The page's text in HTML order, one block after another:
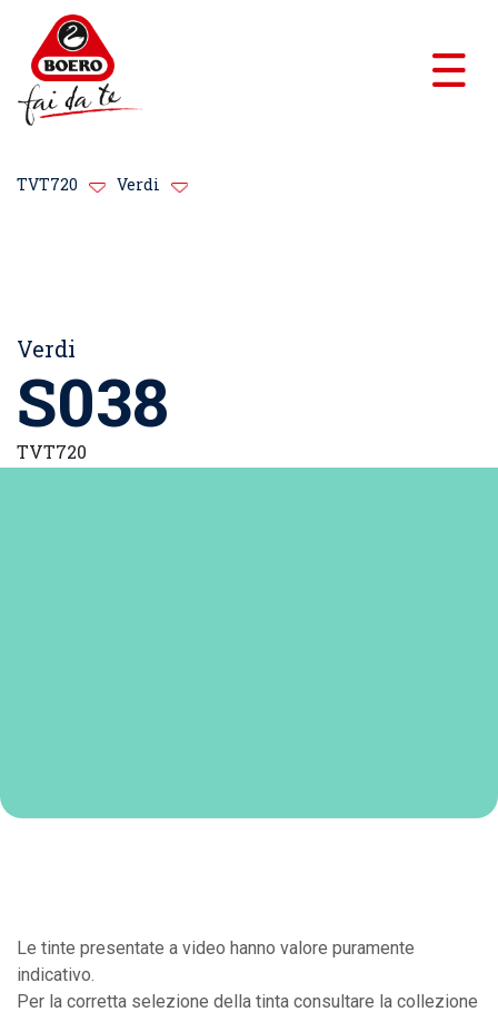
TVT720 Verdi
Verdi
S038
TVT720
Le tinte presentate a video hanno valore puramente
indicativo.
Per la corretta selezione della tinta consultare la collezione